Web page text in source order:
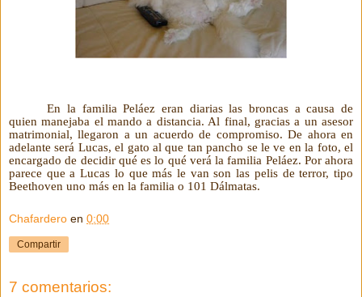
En la familia Peláez eran diarias las broncas a causa de
quien manejaba el mando a distancia. Al final, gracias a un asesor
matrimonial, llegaron a un acuerdo de compromiso. De ahora en
adelante será Lucas, el gato al que tan pancho se le ve en la foto, el
encargado de decidir qué es lo qué verá la familia Peláez. Por ahora
parece que a Lucas lo que más le van son las pelis de terror, tipo
Beethoven uno más en la familia o 101 Dálmatas.
Chafardero en 0:00
Compartir
7 comentarios: